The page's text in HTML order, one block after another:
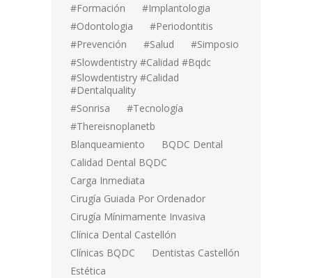
#formación
#implantologia
#odontologia
#periodontitis
#prevención
#salud
#simposio
#Slowdentistry #calidad #bqdc
#Slowdentistry #calidad
#dentalquality
#sonrisa
#tecnología
#thereisnoplanetb
Blanqueamiento
BQDC Dental
Calidad Dental BQDC
Carga Inmediata
Cirugía Guiada Por Ordenador
Cirugía Mínimamente Invasiva
Clínica Dental Castellón
Clínicas BQDC
Dentistas Castellón
Estética